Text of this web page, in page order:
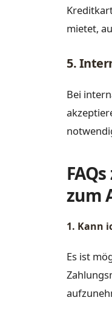
mietet,
5.
Bei
zum
1. Kann
Es ist